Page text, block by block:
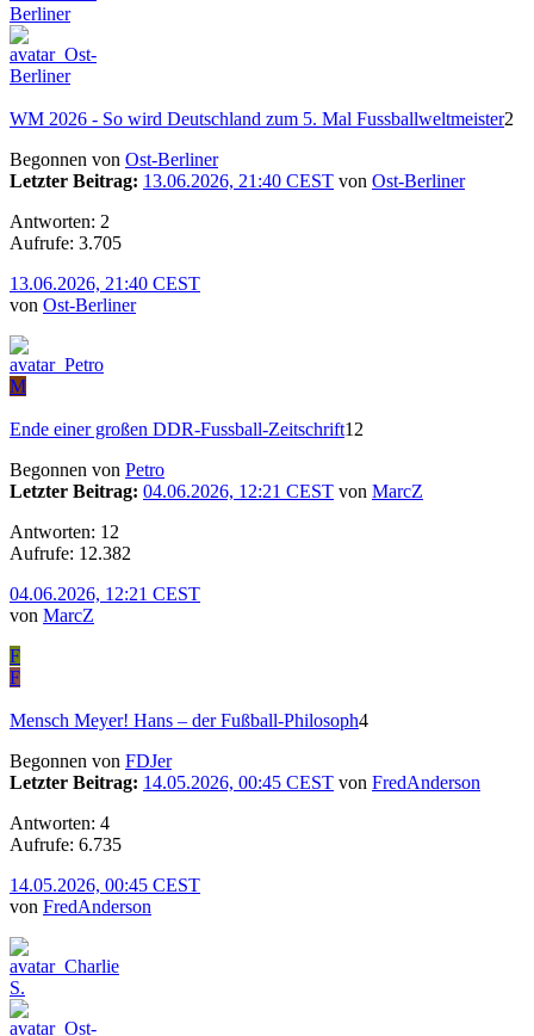
WM 2026 - So wird Deutschland zum 5. Mal Fussballweltmeister2
Begonnen von Ost-Berliner
Letzter Beitrag: 13.06.2026, 21:40 CEST von Ost-Berliner
Antworten: 2
Aufrufe: 3.705
13.06.2026, 21:40 CEST
von Ost-Berliner
M
Ende einer großen DDR-Fussball-Zeitschrift12
Begonnen von Petro
Letzter Beitrag: 04.06.2026, 12:21 CEST von MarcZ
Antworten: 12
Aufrufe: 12.382
04.06.2026, 12:21 CEST
von MarcZ
F
F
Mensch Meyer! Hans – der Fußball-Philosoph4
Begonnen von FDJer
Letzter Beitrag: 14.05.2026, 00:45 CEST von FredAnderson
Antworten: 4
Aufrufe: 6.735
14.05.2026, 00:45 CEST
von FredAnderson